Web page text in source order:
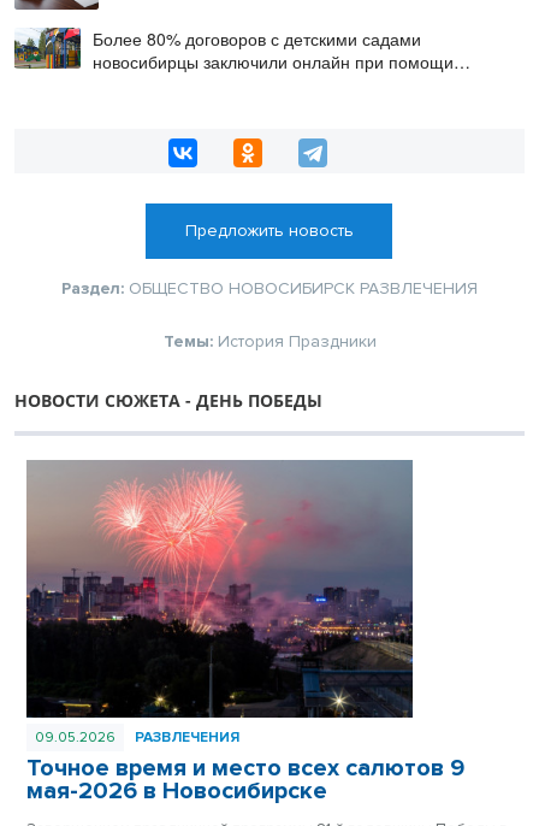
Более 80% договоров с детскими садами
новосибирцы заключили онлайн при помощи
Предложить новость
Раздел: ОБЩЕСТВО НОВОСИБИРСК РАЗВЛЕЧЕНИЯ
Темы: История Праздники
НОВОСТИ СЮЖЕТА - ДЕНЬ ПОБЕДЫ
09.05.2026 РАЗВЛЕЧЕНИЯ
Точное время и место всех салютов 9
мая-2026 в Новосибирске